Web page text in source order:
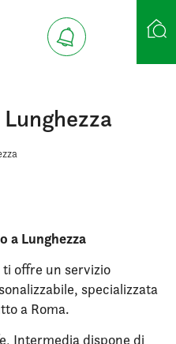
a Lunghezza
offre un servizio
specializzata
a Roma.
Intermedia dispone di